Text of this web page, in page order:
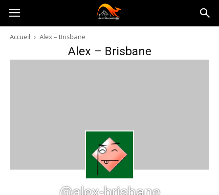
Australia-
australie.com
Accueil Alex – Brisbane
Alex – Brisbane